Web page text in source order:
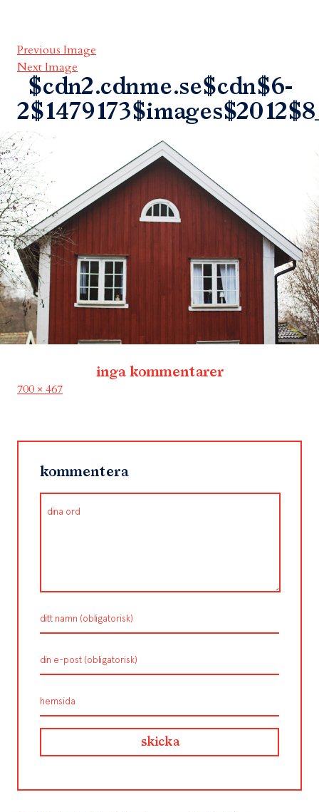
Previous Image
Next Image
$cdn2.cdnme.se$cdn$6-
inga kommentarer
Full
700 × 467
kommentera